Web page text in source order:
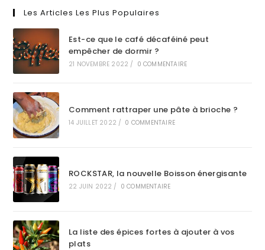
Les Articles Les Plus Populaires
Est-ce que le café décaféiné peut
empêcher de dormir ?
21 NOVEMBRE 2022 / 0 COMMENTAIRE
Comment rattraper une pâte à brioche ?
14 JUILLET 2022 / 0 COMMENTAIRE
ROCKSTAR, la nouvelle Boisson énergisante
22 JUIN 2022 / 0 COMMENTAIRE
La liste des épices fortes à ajouter à vos
plats